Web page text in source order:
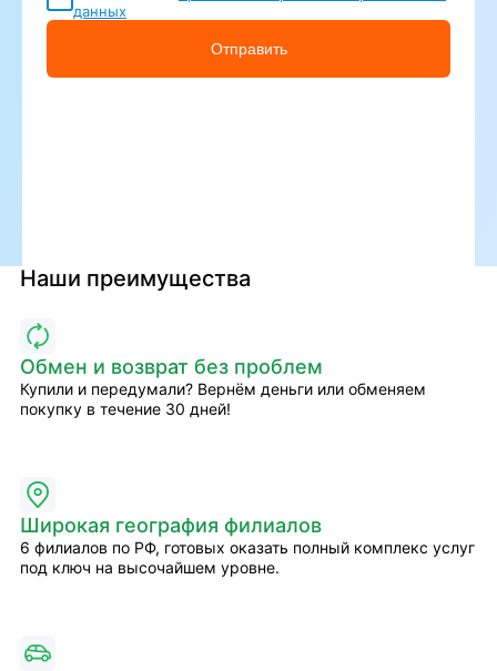
данных
Отправить
Наши преимущества
Обмен и возврат без проблем
Купили и передумали? Вернём деньги или обменяем
покупку в течение 30 дней!
Широкая география филиалов
6 филиалов по РФ, готовых оказать полный комплекс услуг
под ключ на высочайшем уровне.